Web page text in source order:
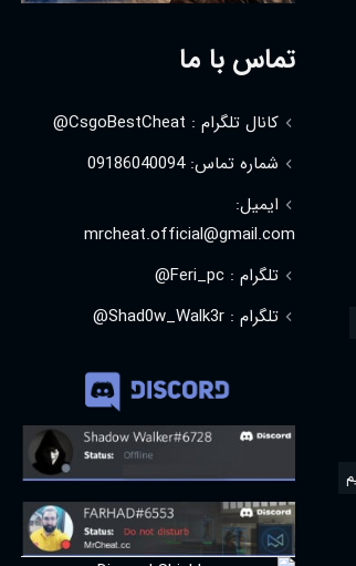
تماس با ما
کانال تلگرام : CsgoBestCheat@
شماره تماس: 09186040094
ایمیل:
mrcheat.official@gmail.com
تلگرام : Feri_pc@
تلگرام : Shad0w_Walk3r@